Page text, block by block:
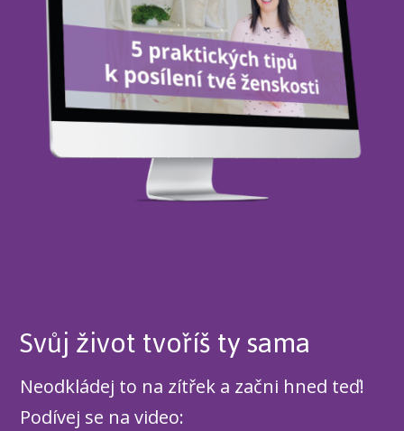
Svůj život tvoříš ty sama
Neodkládej to na zítřek a začni hned teď!
Podívej se na video: